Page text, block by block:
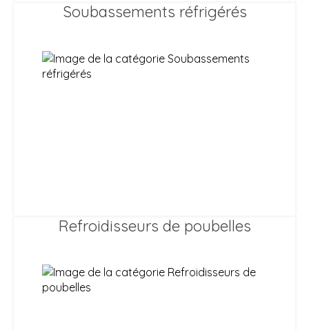
Soubassements réfrigérés
Refroidisseurs de poubelles